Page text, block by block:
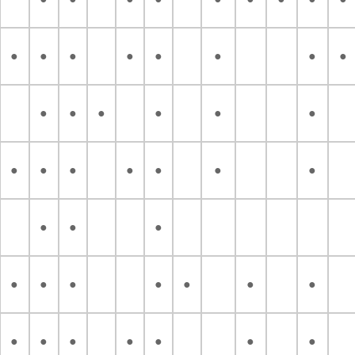
● ● ● ● ● ● ● ●
● ● ● ● ● ●
● ● ● ● ● ● ●
● ● ●
● ● ● ● ● ● ●
● ● ● ● ● ● ●